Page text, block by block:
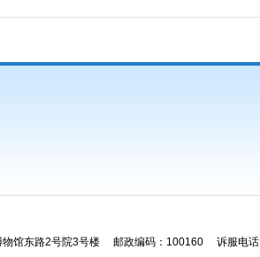
物馆东路2号院3号楼 邮政编码：100160 诉服电